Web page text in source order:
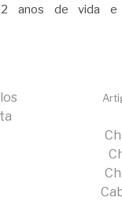
anos de vida e